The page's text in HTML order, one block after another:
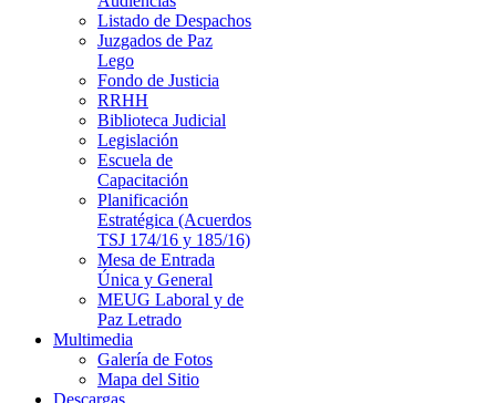
Listado de Despachos
Juzgados de Paz
Lego
Fondo de Justicia
RRHH
Biblioteca Judicial
Legislación
Escuela de
Capacitación
Planificación
Estratégica (Acuerdos
TSJ 174/16 y 185/16)
Mesa de Entrada
Única y General
MEUG Laboral y de
Paz Letrado
Multimedia
Galería de Fotos
Mapa del Sitio
Descargas